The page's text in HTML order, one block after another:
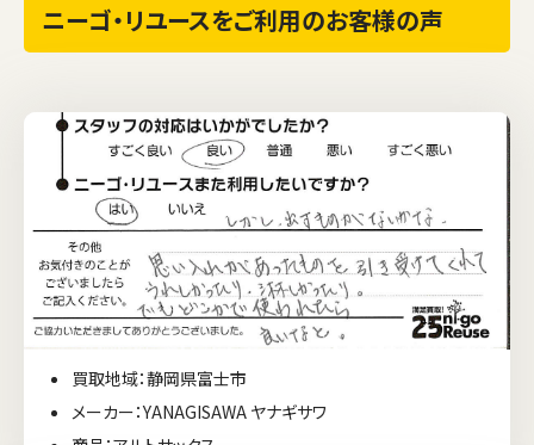
ニーゴ・リユースをご利用のお客様の声
買取地域：静岡県富士市
メーカー：YANAGISAWA ヤナギサワ